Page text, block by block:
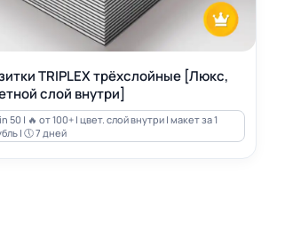
TRIPLEX трёхслойные [Люкс,
слой внутри]
50 | 🔥 от 100+ | цвет. слой внутри | макет за 1
| 🕔 7 дней